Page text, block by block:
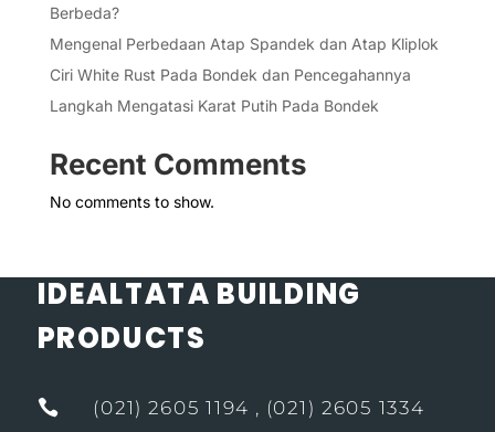
Berbeda?
Mengenal Perbedaan Atap Spandek dan Atap Kliplok
Ciri White Rust Pada Bondek dan Pencegahannya
Langkah Mengatasi Karat Putih Pada Bondek
Recent Comments
No comments to show.
IDEALTATA BUILDING
PRODUCTS
 (021) 2605 1194 , (021) 2605 1334